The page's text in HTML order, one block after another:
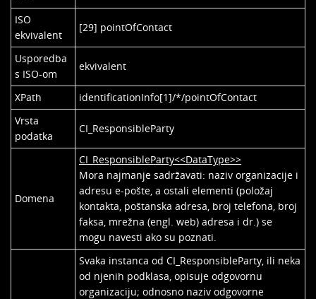
ISO
ekvivalent
[29] pointOfContact
Usporedba
s ISO-om
ekvivalent
XPath
identificationInfo[1]/*/pointOfContact
Vrsta
podatka
CI_ResponsibleParty
Domena
CI_ResponsibleParty<<DataType>>
Mora najmanje sadržavati: naziv organizacije i
adresu e-pošte, a ostali elementi (položaj
kontakta, poštanska adresa, broj telefona, broj
faksa, mrežna (engl. web) adresa i dr.) se
mogu navesti ako su poznati.
Svaka instanca od CI_ResponsibleParty, ili neka
od njenih podklasa, opisuje odgovornu
organizaciju; odnosno naziv odgovorne